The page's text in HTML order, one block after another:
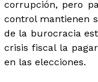
corrupción, pero
control mantienen
de la burocracia
crisis fiscal la
en las elecciones.